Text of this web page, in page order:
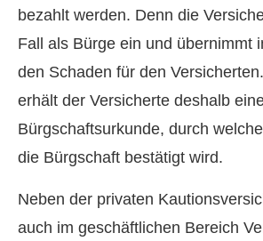
bezahlt werden. Denn die
Fall als Bürge ein und übernimmt
den Schaden für den
erhält der Versicherte deshalb
Bürgschaftsurkunde, durch
die Bürgschaft bestätigt wird.
Neben der privaten
auch im geschäftlichen Bereich